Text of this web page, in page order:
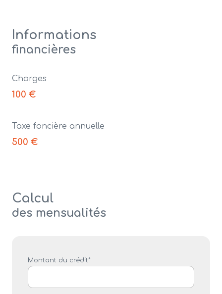
Informations
financières
Charges
100 €
Taxe foncière annuelle
500 €
Calcul
des mensualités
Montant du crédit*